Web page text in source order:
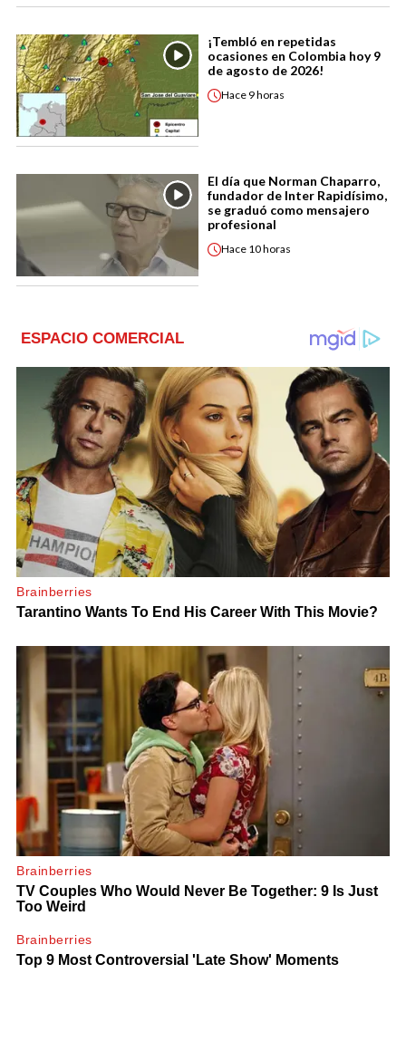
¡Tembló en repetidas
ocasiones en Colombia hoy 9
de agosto de 2026!
Hace 9 horas
El día que Norman Chaparro,
fundador de Inter Rapidísimo,
se graduó como mensajero
profesional
Hace 10 horas